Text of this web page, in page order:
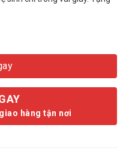
Tiết Ngựa số lượng
hàng tận nơi